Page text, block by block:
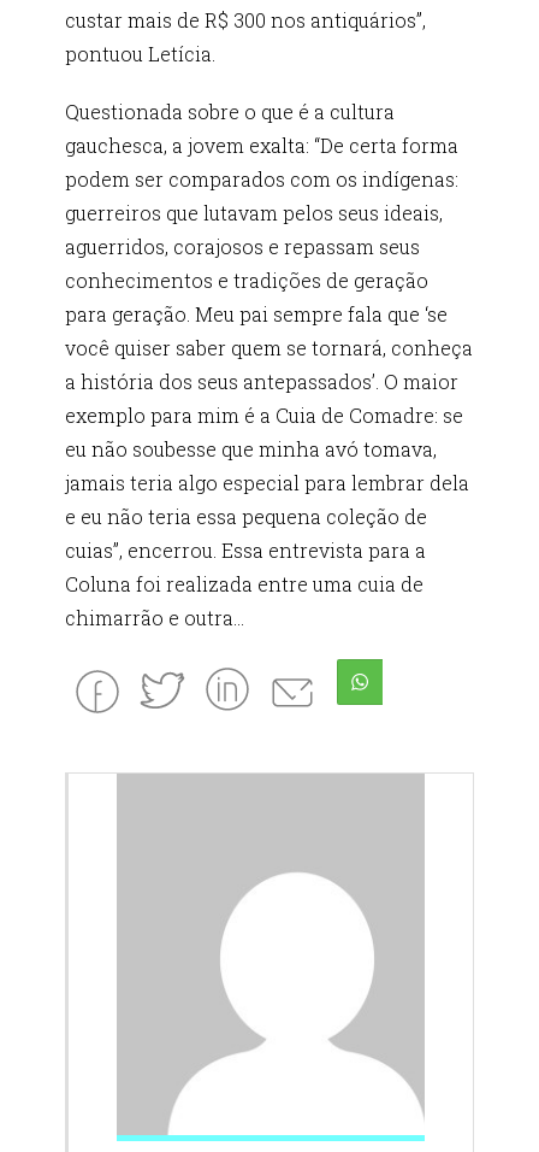
custar mais de R$ 300 nos antiquários”,
pontuou Letícia.
Questionada sobre o que é a cultura
gauchesca, a jovem exalta: “De certa forma
podem ser comparados com os indígenas:
guerreiros que lutavam pelos seus ideais,
aguerridos, corajosos e repassam seus
conhecimentos e tradições de geração
para geração. Meu pai sempre fala que ‘se
você quiser saber quem se tornará, conheça
a história dos seus antepassados’. O maior
exemplo para mim é a Cuia de Comadre: se
eu não soubesse que minha avó tomava,
jamais teria algo especial para lembrar dela
e eu não teria essa pequena coleção de
cuias”, encerrou. Essa entrevista para a
Coluna foi realizada entre uma cuia de
chimarrão e outra…